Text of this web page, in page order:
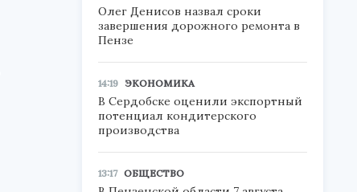
Олег Денисов назвал сроки
завершения дорожного ремонта в
Пензе
14:19 ЭКОНОМИКА
В Сердобске оценили экспортный
потенциал кондитерского
производства
13:17 ОБЩЕСТВО